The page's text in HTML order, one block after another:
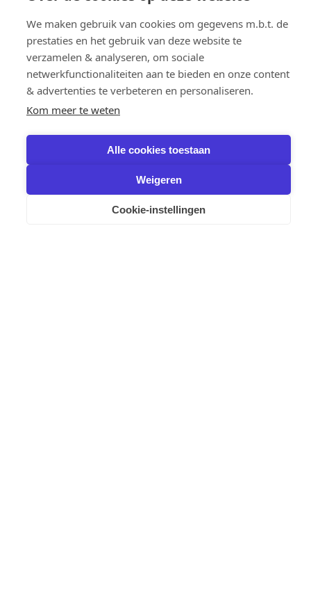
We maken gebruik van cookies om gegevens m.b.t. de
prestaties en het gebruik van deze website te
verzamelen & analyseren, om sociale
netwerkfunctionaliteiten aan te bieden en onze content
& advertenties te verbeteren en personaliseren.
Kom meer te weten
Alle cookies toestaan
Weigeren
Cookie-instellingen
Cookie policy
Privacy
Fedustria vzw
Hof ter Vleestdreef 5, 1070 Brussel
info@fedustria.be
BE 0886.138.352